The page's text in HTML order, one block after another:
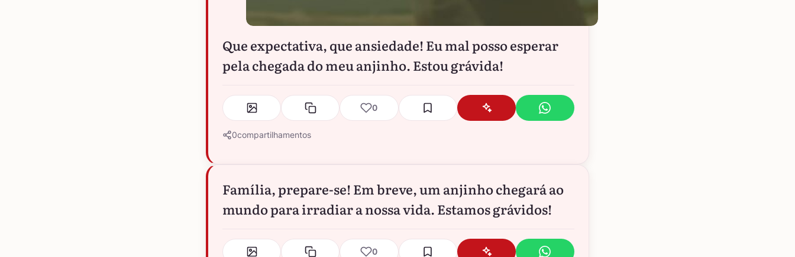
Que expectativa, que ansiedade! Eu mal posso esperar
pela chegada do meu anjinho. Estou grávida!
0
0compartilhamentos
Família, prepare-se! Em breve, um anjinho chegará ao
mundo para irradiar a nossa vida. Estamos grávidos!
0